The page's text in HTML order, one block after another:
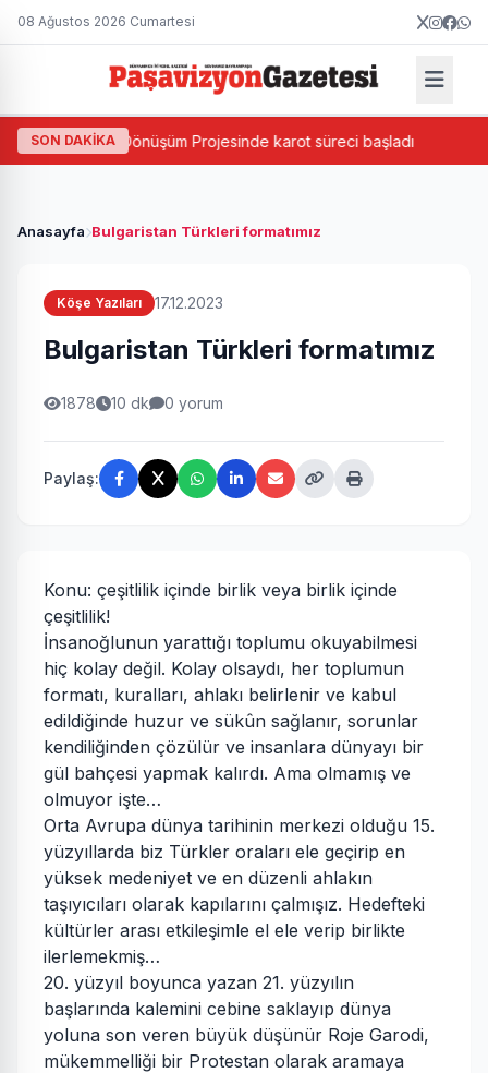
08 Ağustos 2026 Cumartesi
SON DAKİKA
Kentsel Dönüşüm Projesinde karot süreci başladı
Anasayfa Bulgaristan Türkleri formatımız
Köşe Yazıları 17.12.2023
Bulgaristan Türkleri formatımız
1878 10 dk 0 yorum
Paylaş:
Konu: çeşitlilik içinde birlik veya birlik içinde
çeşitlilik!
İnsanoğlunun yarattığı toplumu okuyabilmesi
hiç kolay değil. Kolay olsaydı, her toplumun
formatı, kuralları, ahlakı belirlenir ve kabul
edildiğinde huzur ve sükûn sağlanır, sorunlar
kendiliğinden çözülür ve insanlara dünyayı bir
gül bahçesi yapmak kalırdı. Ama olmamış ve
olmuyor işte…
Orta Avrupa dünya tarihinin merkezi olduğu 15.
yüzyıllarda biz Türkler oraları ele geçirip en
yüksek medeniyet ve en düzenli ahlakın
taşıyıcıları olarak kapılarını çalmışız. Hedefteki
kültürler arası etkileşimle el ele verip birlikte
ilerlemekmiş…
20. yüzyıl boyunca yazan 21. yüzyılın
başlarında kalemini cebine saklayıp dünya
yoluna son veren büyük düşünür Roje Garodi,
mükemmelliği bir Protestan olarak aramaya